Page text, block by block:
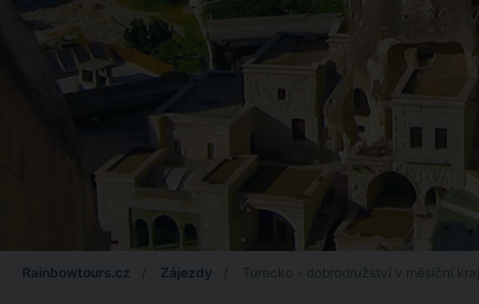
Rainbowtours.cz Zájezdy